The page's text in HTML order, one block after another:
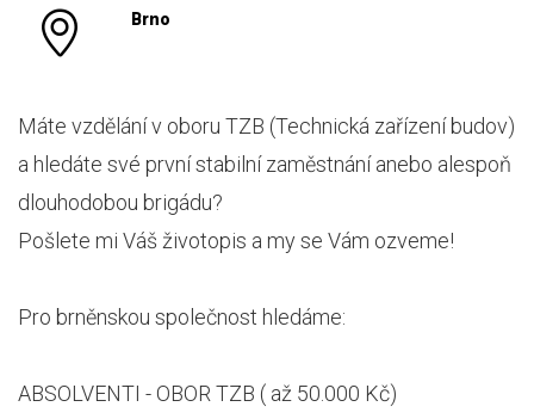
Brno
Máte vzdělání v oboru TZB (Technická zařízení budov)
a hledáte své první stabilní zaměstnání anebo alespoň
dlouhodobou brigádu?
Pošlete mi Váš životopis a my se Vám ozveme!
Pro brněnskou společnost hledáme:
ABSOLVENTI - OBOR TZB ( až 50.000 Kč)